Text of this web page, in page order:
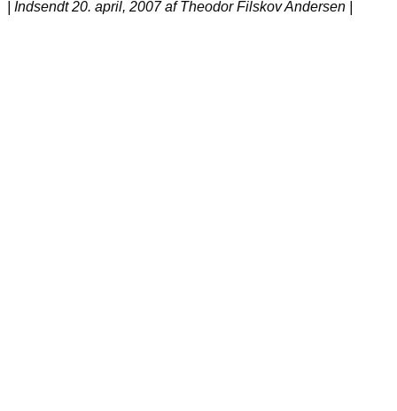
| Indsendt 20. april, 2007 af Theodor Filskov Andersen |